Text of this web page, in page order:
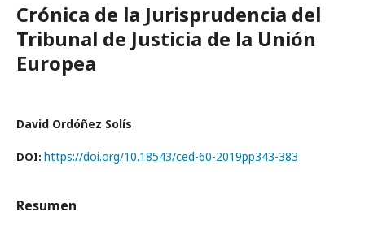
Crónica de la Jurisprudencia del
Tribunal de Justicia de la Unión
Europea
David Ordóñez Solís
DOI: https://doi.org/10.18543/ced-60-2019pp343-383
Resumen